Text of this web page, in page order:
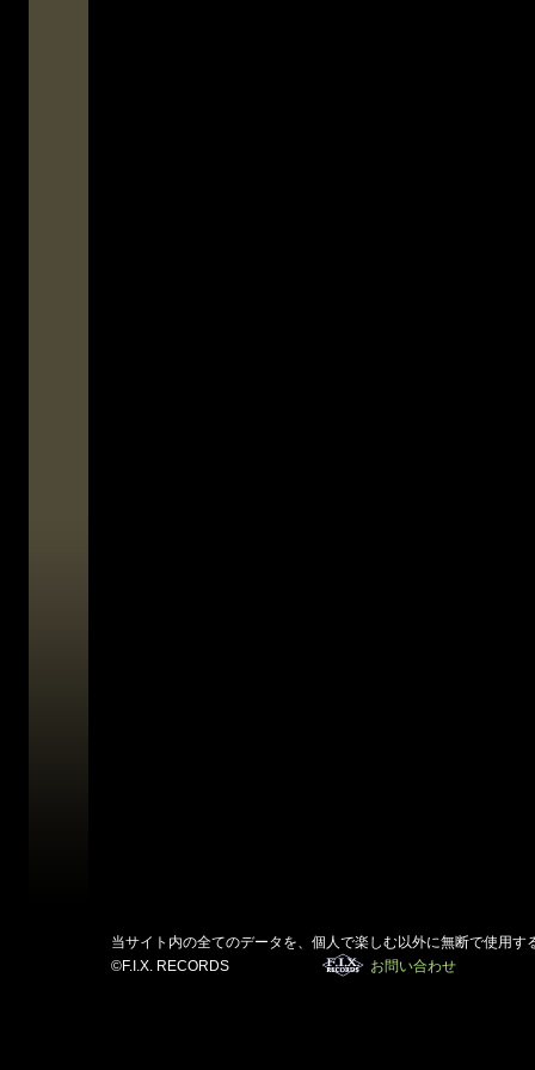
当サイト内の全てのデータを、個人で楽しむ以外に無断で使用す
©F.I.X. RECORDS
お問い合わせ